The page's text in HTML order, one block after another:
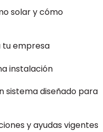
solar y cómo
tu empresa
instalación
sistema diseñado para
y ayudas vigentes